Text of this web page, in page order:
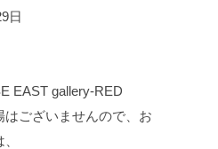
日
EAST gallery-RED
ございませんので、お